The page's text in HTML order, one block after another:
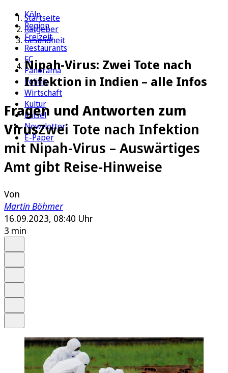
Köln
Region
Freizeit
Restaurants
FC
Panorama
Politik
Wirtschaft
Kultur
Rätsel
Newsletter
E-Paper
Startseite
Ratgeber
Gesundheit
Nipah-Virus: Zwei Tote nach
Infektion in Indien – alle Infos
Fragen und Antworten zum
VirusZwei Tote nach Infektion
mit Nipah-Virus – Auswärtiges
Amt gibt Reise-Hinweise
Von
Martin Böhmer
16.09.2023, 08:40 Uhr
3 min